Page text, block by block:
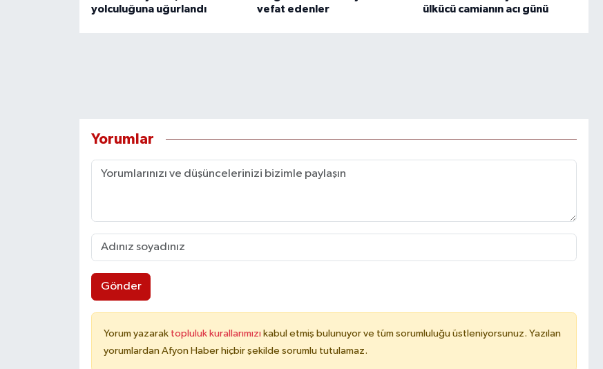
yolculuğuna uğurlandı
vefat edenler
ülkücü camianın acı günü
Yorumlar
Gönder
Yorum yazarak topluluk kurallarımızı kabul etmiş bulunuyor ve tüm sorumluluğu üstleniyorsunuz. Yazılan
yorumlardan Afyon Haber hiçbir şekilde sorumlu tutulamaz.